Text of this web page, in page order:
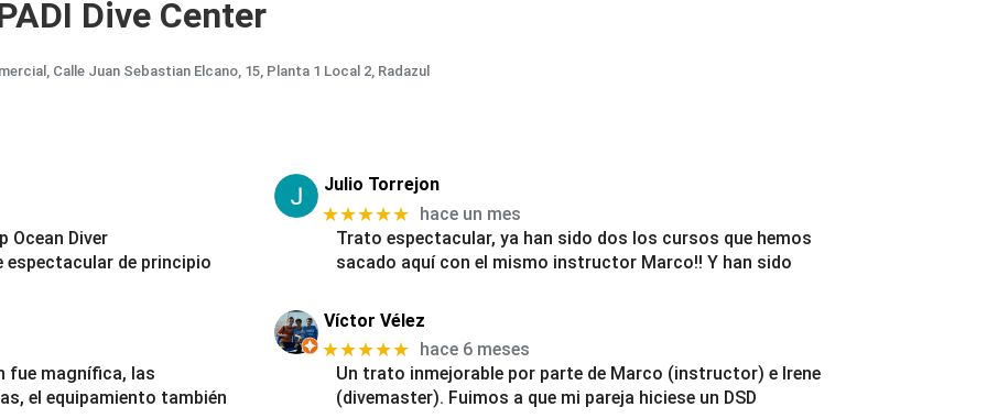
Dive Center
Calle Juan Sebastian Elcano, 15, Planta 1 Local 2, Radazul
Ocean Diver
espectacular de principio
Julio Torrejon
★★★★★ hace un mes
Trato espectacular, ya han sido dos los cursos que hemos
sacado aquí con el mismo instructor Marco!! Y han sido
fue magnífica, las
el equipamiento también
Víctor Vélez
★★★★★
hace 6 meses
Un trato inmejorable por parte de Marco (instructor) e Irene
(divemaster). Fuimos a que mi pareja hiciese un DSD